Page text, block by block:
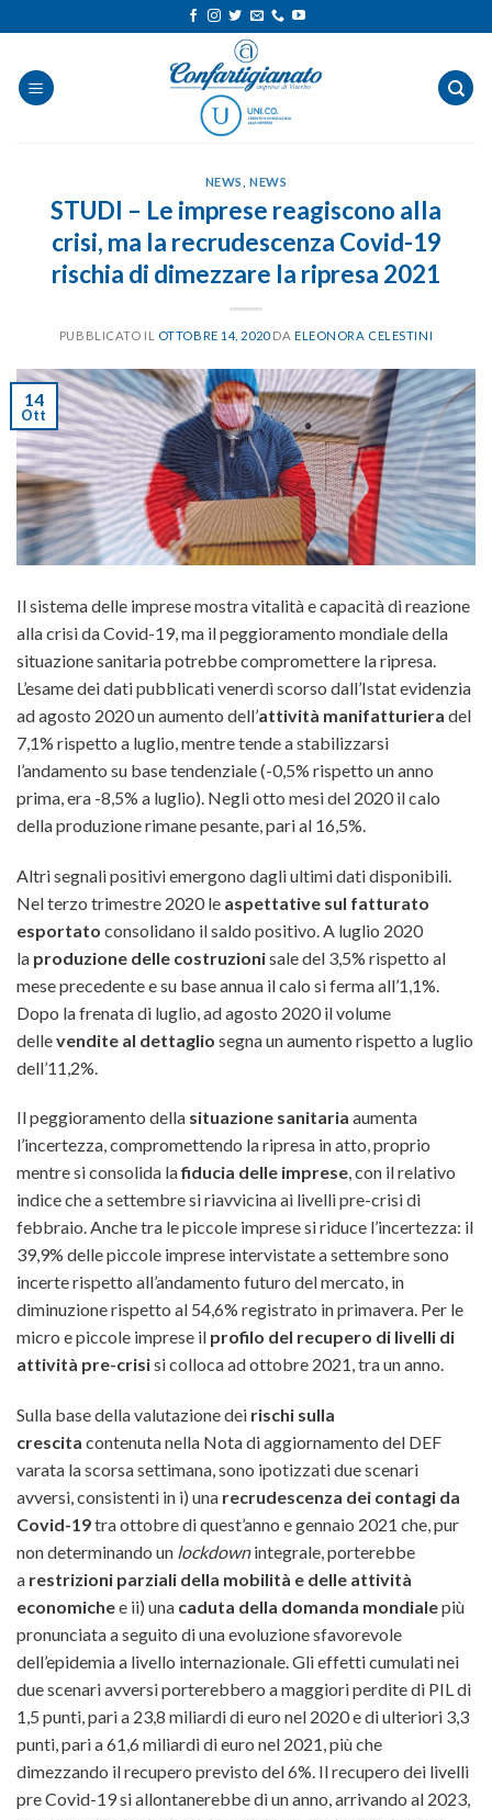
ai
contenuti
NEWS ,NEWS
STUDI – Le imprese reagiscono alla
crisi, ma la recrudescenza Covid-19
rischia di dimezzare la ripresa 2021
PUBBLICATO IL OTTOBRE 14, 2020 DA ELEONORA CELESTINI
14
Ott
Il sistema delle imprese mostra vitalità e capacità di reazione
alla crisi da Covid-19, ma il peggioramento mondiale della
situazione sanitaria potrebbe compromettere la ripresa
L’esame dei dati pubblicati venerdì scorso dall’Istat evidenzia
ad agosto 2020 un aumento dell’attività manifatturiera del
7,1% rispetto a luglio, mentre tende a stabilizzarsi
l’andamento su base tendenziale (-0,5% rispetto un anno
prima, era -8,5% a luglio). Negli otto mesi del 2020 il calo
della produzione rimane pesante, pari al 16,5%.
Altri segnali positivi emergono dagli ultimi dati disponibili.
Nel terzo trimestre 2020 le aspettative sul fatturato
esportato consolidano il saldo positivo. A luglio 2020
la produzione delle costruzionisale del 3,5% rispetto al
mese precedente e su base annua il calo si ferma all’1,1%.
Dopo la frenata di luglio, ad agosto 2020 il volume
dellevendite al dettaglio segna un aumento rispetto a luglio
dell’11,2%.
Il peggioramento della situazione sanitaria aumenta
l’incertezza, compromettendo la ripresa in atto, proprio
mentre si consolida lafiducia delle imprese, con il relativo
indice che a settembre si riavvicina ai livelli pre-crisi di
febbraio. Anche tra le piccole imprese si riduce l’incertezza: il
39,9% delle piccole imprese intervistate a settembre sono
incerte rispetto all’andamento futuro del mercato, in
diminuzione rispetto al 54,6% registrato in primavera. Per le
micro e piccole imprese il profilo del recupero di livelli di
attività pre-crisisi colloca ad ottobre 2021, tra un anno.
Sulla base della valutazione dei rischi sulla
crescita contenuta nella Nota di aggiornamento del DEF
varata la scorsa settimana, sono ipotizzati due scenari
avversi, consistenti in i) una recrudescenza dei contagi da
Covid-19tra ottobre di quest’anno e gennaio 2021 che, pur
non determinando un lockdownintegrale, porterebbe
a restrizioni parziali della mobilità e delle attività
economichee ii) una caduta della domanda mondialepiù
pronunciata a seguito di una evoluzione sfavorevole
dell’epidemia a livello internazionale. Gli effetti cumulati nei
due scenari avversi porterebbero a maggiori perdite di PIL di
1,5 punti, pari a 23,8 miliardi di euro nel 2020 e di ulteriori 3,3
punti, pari a 61,6 miliardi di euro nel 2021, più che
dimezzando il recupero previsto del 6%. Il recupero dei livelli
pre Covid-19 si allontanerebbe di un anno, arrivando al 2023,